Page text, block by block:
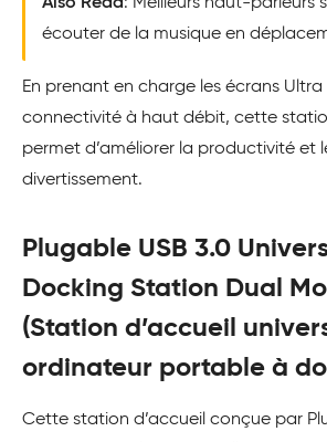
écouter de la musique en
En prenant en charge les écrans Ultra
connectivité à haut débit, cette
permet d’améliorer la productivité et
divertissement.
Plugable USB 3.0
Docking Station Dual
(Station d’accueil
ordinateur portable à
Cette station d’accueil conçue par